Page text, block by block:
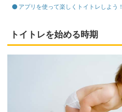
アプリを使って楽しくトイトレしよう！
トイトレを始める時期